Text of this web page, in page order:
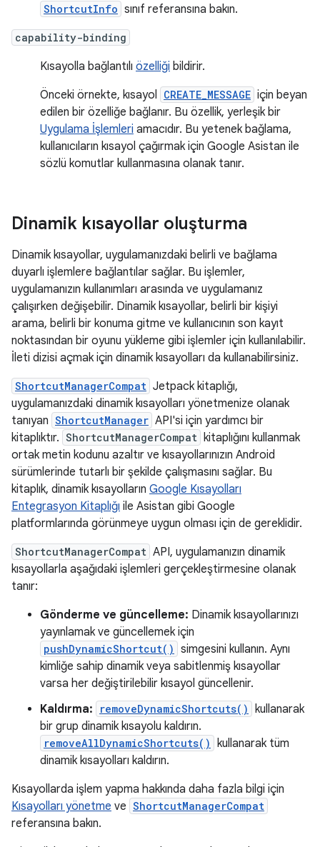
ShortcutInfo sınıf referansına bakın.
capability-binding
Kısayolla bağlantılı özelliği bildirir.
Önceki örnekte, kısayol CREATE_MESSAGE için beyan
edilen bir özelliğe bağlanır. Bu özellik, yerleşik bir
Uygulama İşlemleri amacıdır. Bu yetenek bağlama,
kullanıcıların kısayol çağırmak için Google Asistan ile
sözlü komutlar kullanmasına olanak tanır.
Dinamik kısayollar oluşturma
Dinamik kısayollar, uygulamanızdaki belirli ve bağlama
duyarlı işlemlere bağlantılar sağlar. Bu işlemler,
uygulamanızın kullanımları arasında ve uygulamanız
çalışırken değişebilir. Dinamik kısayollar, belirli bir kişiyi
arama, belirli bir konuma gitme ve kullanıcının son kayıt
noktasından bir oyunu yükleme gibi işlemler için kullanılabilir.
İleti dizisi açmak için dinamik kısayolları da kullanabilirsiniz.
ShortcutManagerCompat Jetpack kitaplığı,
uygulamanızdaki dinamik kısayolları yönetmenize olanak
tanıyan ShortcutManager API'si için yardımcı bir
kitaplıktır. ShortcutManagerCompat kitaplığını kullanmak
ortak metin kodunu azaltır ve kısayollarınızın Android
sürümlerinde tutarlı bir şekilde çalışmasını sağlar. Bu
kitaplık, dinamik kısayolların Google Kısayolları
Entegrasyon Kitaplığı ile Asistan gibi Google
platformlarında görünmeye uygun olması için de gereklidir.
ShortcutManagerCompat API, uygulamanızın dinamik
kısayollarla aşağıdaki işlemleri gerçekleştirmesine olanak
tanır:
Gönderme ve güncelleme: Dinamik kısayollarınızı
yayınlamak ve güncellemek için
pushDynamicShortcut() simgesini kullanın. Aynı
kimliğe sahip dinamik veya sabitlenmiş kısayollar
varsa her değiştirilebilir kısayol güncellenir.
Kaldırma:
removeDynamicShortcuts() kullanarak
bir grup dinamik kısayolu kaldırın.
removeAllDynamicShortcuts() kullanarak tüm
dinamik kısayolları kaldırın.
Kısayollarda işlem yapma hakkında daha fazla bilgi için
Kısayolları yönetme ve ShortcutManagerCompat
referansına bakın.